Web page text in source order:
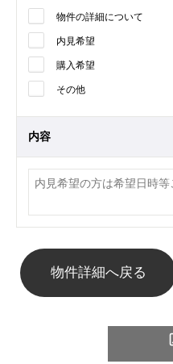
物件の詳細について
内見希望
購入希望
その他
内容
物件詳細へ戻る